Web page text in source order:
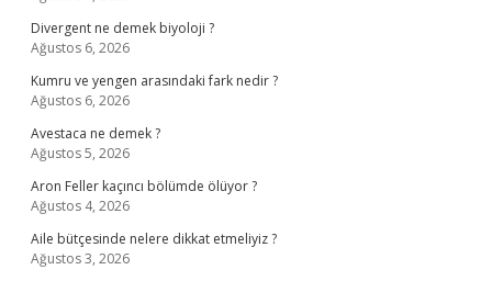
Divergent ne demek biyoloji ?
Ağustos 6, 2026
Kumru ve yengen arasındaki fark nedir ?
Ağustos 6, 2026
Avestaca ne demek ?
Ağustos 5, 2026
Aron Feller kaçıncı bölümde ölüyor ?
Ağustos 4, 2026
Aile bütçesinde nelere dikkat etmeliyiz ?
Ağustos 3, 2026